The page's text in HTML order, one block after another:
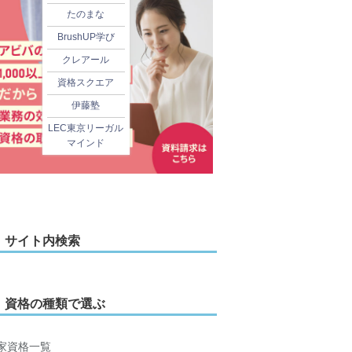
たのまな
BrushUP学び
クレアール
資格スクエア
伊藤塾
LEC東京リーガル
マインド
サイト内検索
資格の種類で選ぶ
資格一覧